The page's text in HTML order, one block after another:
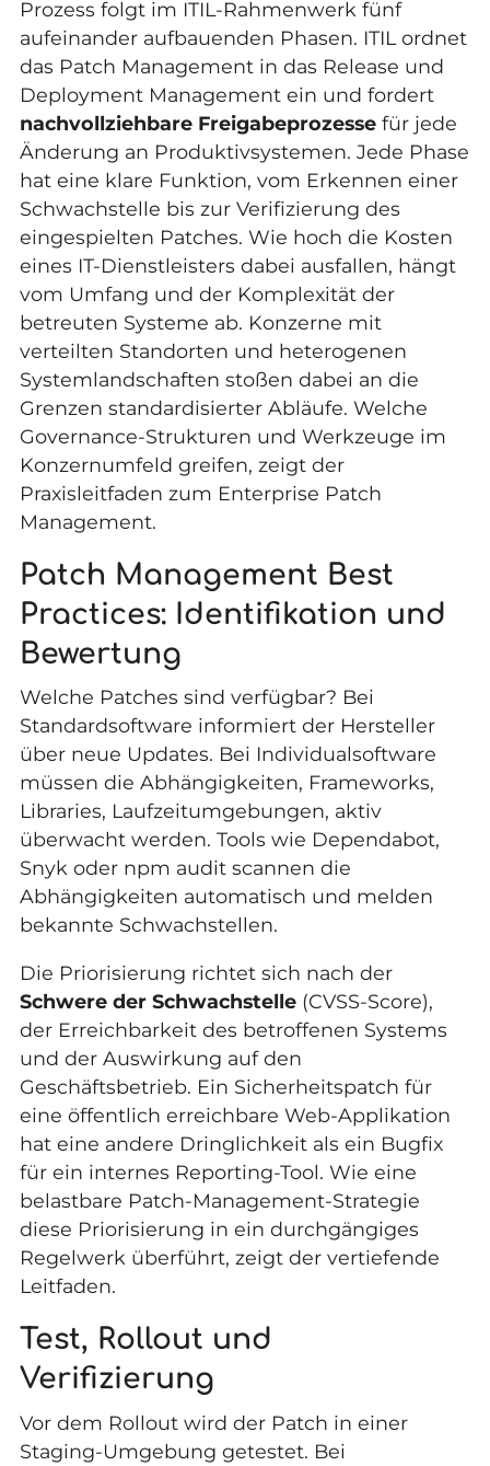
Prozess folgt im ITIL-Rahmenwerk fünf
aufeinander aufbauenden Phasen. ITIL ordnet
das Patch Management in das Release und
Deployment Management ein und fordert
nachvollziehbare Freigabeprozessefür jede
Änderung an Produktivsystemen. Jede Phase
hat eine klare Funktion, vom Erkennen einer
Schwachstelle bis zur Verifizierung des
eingespielten Patches. Wie hoch die Kosten
eines IT-Dienstleisters dabei ausfallen, hängt
vom Umfang und der Komplexität der
betreuten Systeme ab. Konzerne mit
verteilten Standorten und heterogenen
Systemlandschaften stoßen dabei an die
Grenzen standardisierter Abläufe. Welche
Governance-Strukturen und Werkzeuge im
Konzernumfeld greifen, zeigt der
Praxisleitfaden zum Enterprise Patch
Management.
Patch Management Best
Practices: Identifikation und
Bewertung
Welche Patches sind verfügbar? Bei
Standardsoftware informiert der Hersteller
über neue Updates. Bei Individualsoftware
müssen die Abhängigkeiten, Frameworks,
Libraries, Laufzeitumgebungen, aktiv
überwacht werden. Tools wie Dependabot,
Snyk oder npm audit scannen die
Abhängigkeiten automatisch und melden
bekannte Schwachstellen.
Die Priorisierung richtet sich nach der
Schwere der Schwachstelle(CVSS-Score),
der Erreichbarkeit des betroffenen Systems
und der Auswirkung auf den
Geschäftsbetrieb. Ein Sicherheitspatch für
eine öffentlich erreichbare Web-Applikation
hat eine andere Dringlichkeit als ein Bugfix
für ein internes Reporting-Tool. Wie eine
belastbare Patch-Management-Strategie
diese Priorisierung in ein durchgängiges
Regelwerk überführt, zeigt der vertiefende
Leitfaden.
Test, Rollout und
Verifizierung
Vor dem Rollout wird der Patch in einer
Staging-Umgebung getestet. Bei